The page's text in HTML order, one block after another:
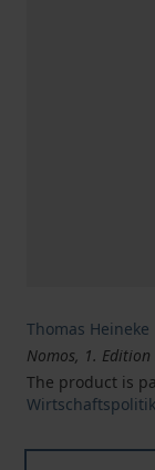
Thomas Heineke
Nomos, 1.
The product is
Wirtschaftspolitik